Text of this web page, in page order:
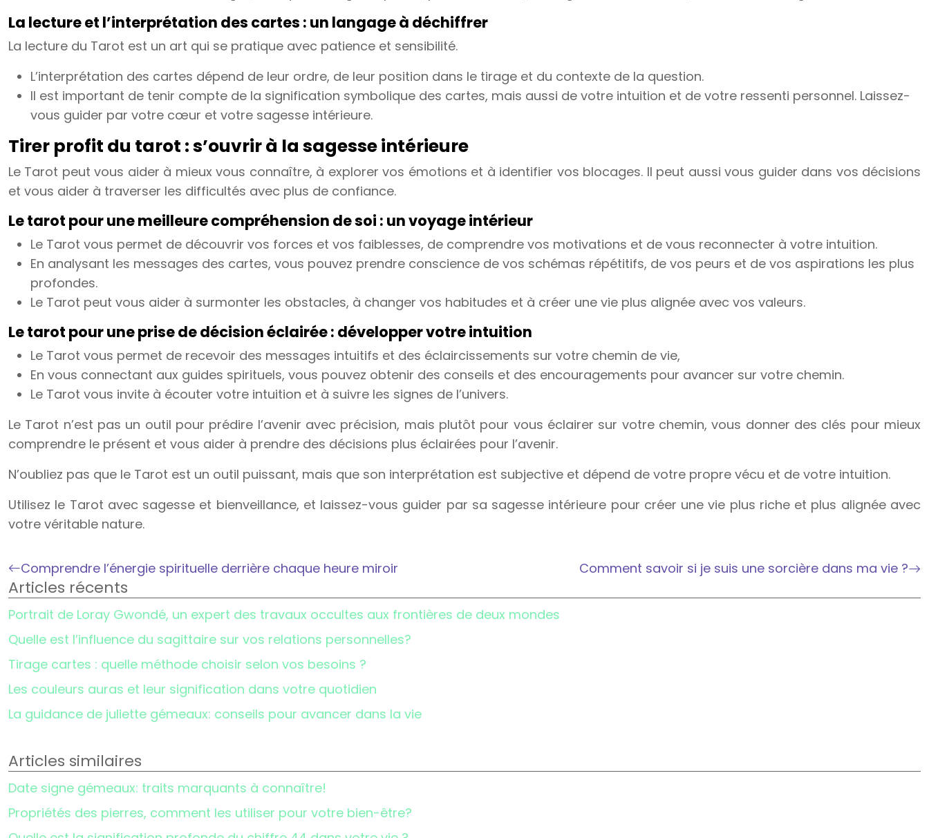
La lecture et l’interprétation des cartes : un langage à déchiffrer
La lecture du Tarot est un art qui se pratique avec patience et sensibilité.
L’interprétation des cartes dépend de leur ordre, de leur position dans le tirage et du contexte de la question.
Il est important de tenir compte de la signification symbolique des cartes, mais aussi de votre intuition et de votre ressenti personnel. Laissez-
vous guider par votre cœur et votre sagesse intérieure.
Tirer profit du tarot : s’ouvrir à la sagesse intérieure
Le Tarot peut vous aider à mieux vous connaître, à explorer vos émotions et à identifier vos blocages. Il peut aussi vous guider dans vos décisions
et vous aider à traverser les difficultés avec plus de confiance.
Le tarot pour une meilleure compréhension de soi : un voyage intérieur
Le Tarot vous permet de découvrir vos forces et vos faiblesses, de comprendre vos motivations et de vous reconnecter à votre intuition.
En analysant les messages des cartes, vous pouvez prendre conscience de vos schémas répétitifs, de vos peurs et de vos aspirations les plus
profondes.
Le Tarot peut vous aider à surmonter les obstacles, à changer vos habitudes et à créer une vie plus alignée avec vos valeurs.
Le tarot pour une prise de décision éclairée : développer votre intuition
Le Tarot vous permet de recevoir des messages intuitifs et des éclaircissements sur votre chemin de vie,
En vous connectant aux guides spirituels, vous pouvez obtenir des conseils et des encouragements pour avancer sur votre chemin.
Le Tarot vous invite à écouter votre intuition et à suivre les signes de l’univers.
Le Tarot n’est pas un outil pour prédire l’avenir avec précision, mais plutôt pour vous éclairer sur votre chemin, vous donner des clés pour mieux
comprendre le présent et vous aider à prendre des décisions plus éclairées pour l’avenir.
N’oubliez pas que le Tarot est un outil puissant, mais que son interprétation est subjective et dépend de votre propre vécu et de votre intuition.
Utilisez le Tarot avec sagesse et bienveillance, et laissez-vous guider par sa sagesse intérieure pour créer une vie plus riche et plus alignée avec
votre véritable nature.
Comprendre l’énergie spirituelle derrière chaque heure miroir Comment savoir si je suis une sorcière dans ma vie ?
Articles récents
Portrait de Loray Gwondé, un expert des travaux occultes aux frontières de deux mondes
Quelle est l’influence du sagittaire sur vos relations personnelles?
Tirage cartes : quelle méthode choisir selon vos besoins ?
Les couleurs auras et leur signification dans votre quotidien
La guidance de juliette gémeaux: conseils pour avancer dans la vie
Articles similaires
Date signe gémeaux: traits marquants à connaître!
Propriétés des pierres, comment les utiliser pour votre bien-être?